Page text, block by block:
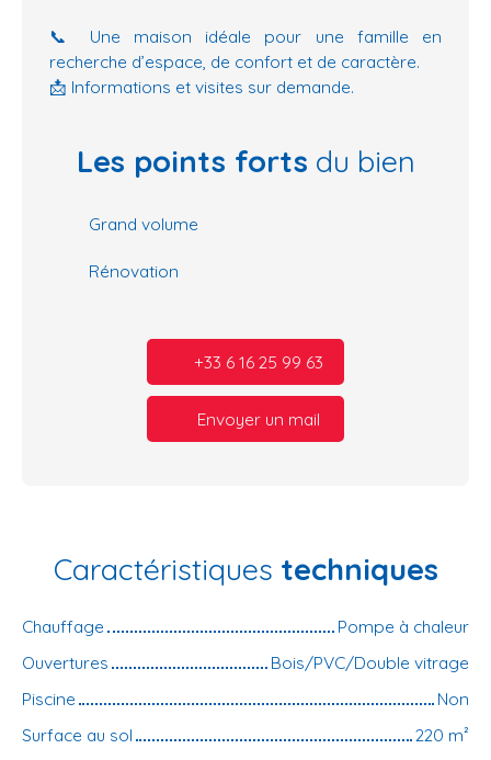
📞 Une maison idéale pour une famille en
recherche d’espace, de confort et de caractère.
📩 Informations et visites sur demande.
Les points forts du bien
Grand volume
Rénovation
+33 6 16 25 99 63
Envoyer un mail
Caractéristiques techniques
Chauffage
Pompe à chaleur
Ouvertures
Bois/PVC/Double vitrage
Piscine
Non
Surface au sol
220 m²